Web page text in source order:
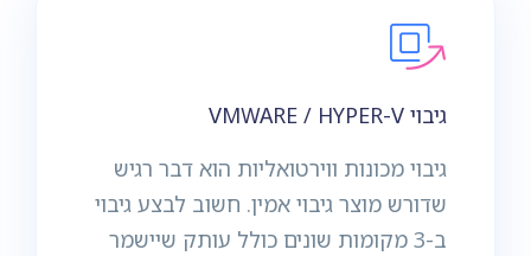
גיבוי VMWARE / HYPER-V
גיבוי מכונות ווירטואליות הוא דבר רגיש
שדורש מוצר גיבוי אמין. חשוב לבצע גיבוי
ב-3 מקומות שונים כולל עותק שיישמר